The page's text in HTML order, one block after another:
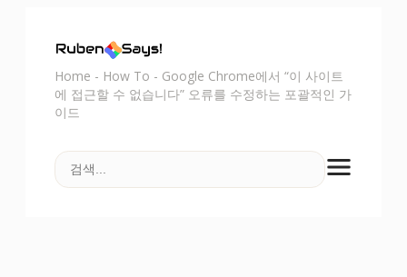
Home - How To - Google Chrome에서 “이 사이트
에 접근할 수 없습니다” 오류를 수정하는 포괄적인 가
이드